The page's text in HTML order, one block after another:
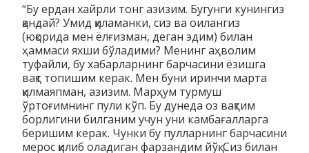
“Бу ердан хайрли тонг азизим. Бугунги кунингиз
қандай? Умид қиламанки, сиз ва оилангиз
(юқорида мен ёлғизман, деган эдим) билан
ҳаммаси яхши бўладими? Менинг аҳволим
туфайли, бу хабарларнинг барчасини ёзишга
вақт топишим керак. Мен буни иринчи марта
қилмаяпман, азизим. Марҳум турмуш
ўртоғимнинг пули кўп. Бу дунеда оз вақтим
борлигини билганим учун уни камбағалларга
беришим керак. Чунки бу пулларнинг барчасини
мерос қилиб оладиган фарзандим йўқ. Сиз билан